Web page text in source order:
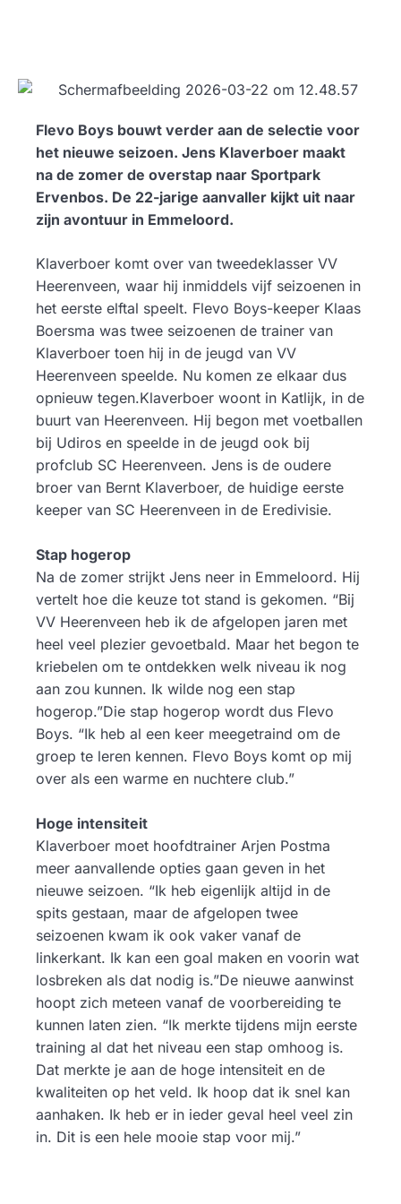
Flevo Boys bouwt verder aan de selectie voor
het nieuwe seizoen. Jens Klaverboer maakt
na de zomer de overstap naar Sportpark
Ervenbos. De 22-jarige aanvaller kijkt uit naar
zijn avontuur in Emmeloord.
Klaverboer komt over van tweedeklasser VV
Heerenveen, waar hij inmiddels vijf seizoenen in
het eerste elftal speelt. Flevo Boys-keeper Klaas
Boersma was twee seizoenen de trainer van
Klaverboer toen hij in de jeugd van VV
Heerenveen speelde. Nu komen ze elkaar dus
opnieuw tegen.Klaverboer woont in Katlijk, in de
buurt van Heerenveen. Hij begon met voetballen
bij Udiros en speelde in de jeugd ook bij
profclub SC Heerenveen. Jens is de oudere
broer van Bernt Klaverboer, de huidige eerste
keeper van SC Heerenveen in de Eredivisie.
Stap hogerop
Na de zomer strijkt Jens neer in Emmeloord. Hij
vertelt hoe die keuze tot stand is gekomen. “Bij
VV Heerenveen heb ik de afgelopen jaren met
heel veel plezier gevoetbald. Maar het begon te
kriebelen om te ontdekken welk niveau ik nog
aan zou kunnen. Ik wilde nog een stap
hogerop.”Die stap hogerop wordt dus Flevo
Boys. “Ik heb al een keer meegetraind om de
groep te leren kennen. Flevo Boys komt op mij
over als een warme en nuchtere club.”
Hoge intensiteit
Klaverboer moet hoofdtrainer Arjen Postma
meer aanvallende opties gaan geven in het
nieuwe seizoen. “Ik heb eigenlijk altijd in de
spits gestaan, maar de afgelopen twee
seizoenen kwam ik ook vaker vanaf de
linkerkant. Ik kan een goal maken en voorin wat
losbreken als dat nodig is.”De nieuwe aanwinst
hoopt zich meteen vanaf de voorbereiding te
kunnen laten zien. “Ik merkte tijdens mijn eerste
training al dat het niveau een stap omhoog is.
Dat merkte je aan de hoge intensiteit en de
kwaliteiten op het veld. Ik hoop dat ik snel kan
aanhaken. Ik heb er in ieder geval heel veel zin
in. Dit is een hele mooie stap voor mij.”